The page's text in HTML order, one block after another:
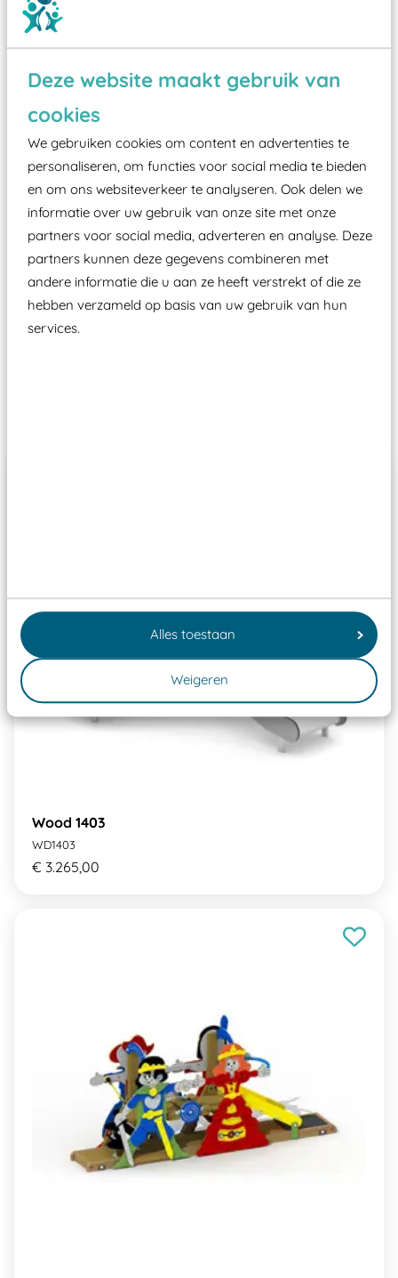
Deze website maakt gebruik van
cookies
We gebruiken cookies om content en advertenties te
personaliseren, om functies voor social media te bieden
en om ons websiteverkeer te analyseren. Ook delen we
informatie over uw gebruik van onze site met onze
partners voor social media, adverteren en analyse. Deze
partners kunnen deze gegevens combineren met
andere informatie die u aan ze heeft verstrekt of die ze
hebben verzameld op basis van uw gebruik van hun
services.
Alles toestaan
Weigeren
Wist je dat:
Vanaf een valhoogte van 1,5 meter een speciale
zoals kunstgras, rubber tegels of boomschors?
Elk speeltoestel in de openbare ruimte voorzien
moet zijn van een typekeuring, -plaatje en
certificering, uitgegeven door een Nederlands
aangewezen keuringsinstantie?
Wij ook speeltoestellen kunnen laten keuren zodat
ze toch binnen het Warenwetbesluit Attractie- en
Speeltoestellen vallen?
Wood 1403
WD1403
€ 3.265,00